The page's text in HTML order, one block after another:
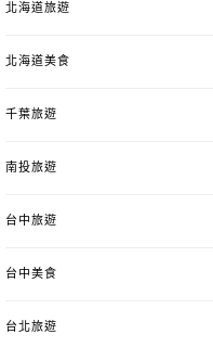
4y3m ：視力檢查、練習犯
錯、認識華德福
北海道旅遊
北海道美食
千葉旅遊
南投旅遊
台中旅遊
台中美食
台北旅遊